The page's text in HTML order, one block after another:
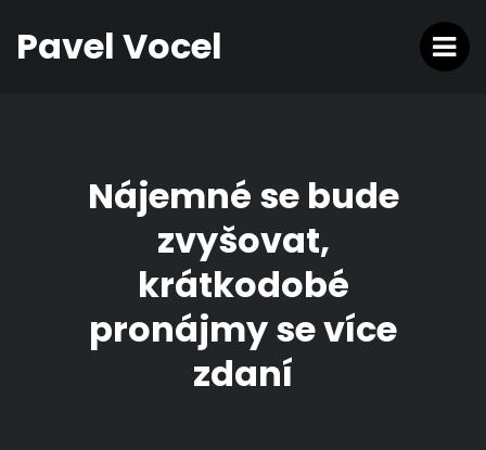
Pavel Vocel
Nájemné se bude
zvyšovat,
krátkodobé
pronájmy se více
zdaní